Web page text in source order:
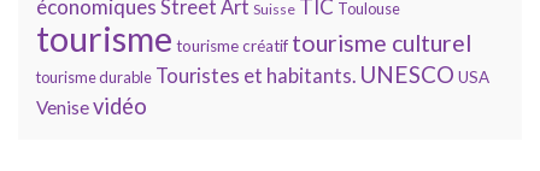
économiques Street Art Suisse TIC Toulouse
tourisme tourisme créatif tourisme culturel
tourisme durable Touristes et habitants. UNESCO USA
Venisevidéo